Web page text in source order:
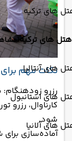
های ترکیه
هتل های ترکیه
های آنتالیا
های استانبول
های آلانیا
نکات مهم برای
رزرو زودهنگام:
کارناوال، رزرو
شود.
آماده‌سازی